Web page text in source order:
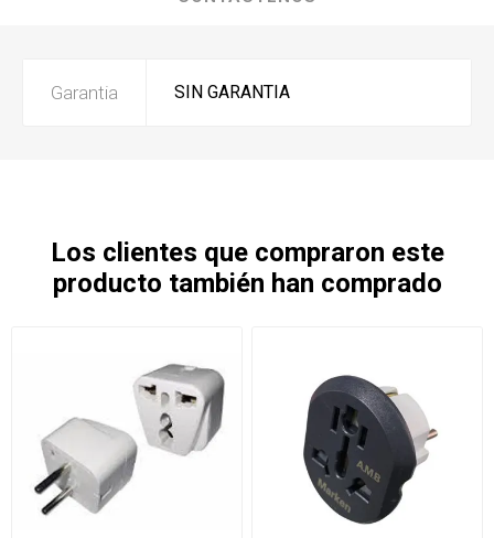
Garantia SIN GARANTIA
Los clientes que compraron este
producto también han comprado